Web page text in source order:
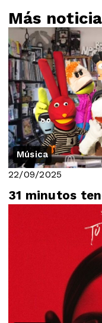
Más
Música
22/09/2025
31 minutos